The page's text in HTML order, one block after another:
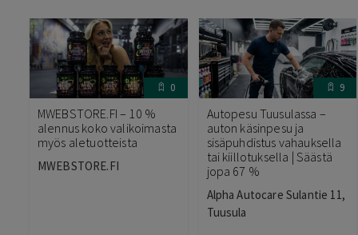
0
MWEBSTORE.FI – 10 %
alennus koko valikoimasta
myös aletuotteista
MWEBSTORE.FI
9
Autopesu Tuusulassa –
auton käsinpesu ja
sisäpuhdistus vahauksella
tai kiillotuksella | Säästä
jopa 67 %
Alpha Autocare Sulantie 11,
Tuusula